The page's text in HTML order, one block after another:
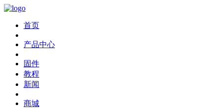
首页
产品中心
固件
教程
新闻
商城